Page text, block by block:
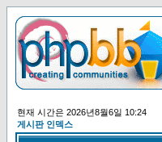
현재 시간은 2026년8월6일 10:24
게시판 인덱스